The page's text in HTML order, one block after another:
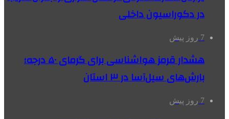
در دکوراسیون داخلی
7 روز پیش
هشدار قرمز هواشناسی برای گرمای ۵۰ درجه؛
بارش‌های سیل‌آسا در ۳ استان
7 روز پیش